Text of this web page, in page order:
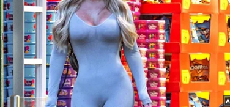
Schüssel geben. Mit Salz bestreuen und kräftig
Öl, Zitronensaft und eine Prise Zucker hinzufügen.